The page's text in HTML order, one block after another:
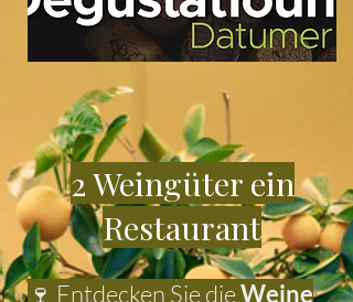
2 Weingüter ein
Restaurant
🍷 Entdecken Sie dieWeine